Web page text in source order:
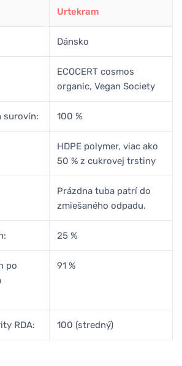
Urtekram
Dánsko
ECOCERT cosmos
organic, Vegan Society
surovín: 100 %
HDPE polymer, viac ako
50 % z cukrovej trstiny
Prázdna tuba patrí do
zmiešaného odpadu.
25 %
po
91 %
RDA: 100 (stredný)